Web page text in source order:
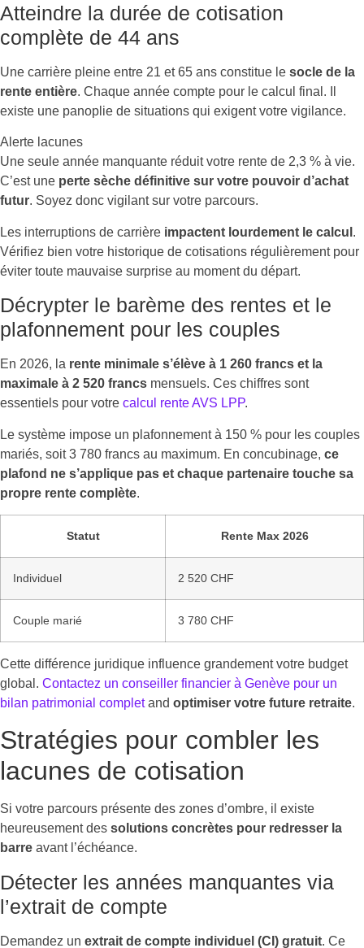
Atteindre la durée de cotisation
complète de 44 ans
Une carrière pleine entre 21 et 65 ans constitue le socle de la
rente entière. Chaque année compte pour le calcul final. Il
existe une panoplie de situations qui exigent votre vigilance.
Alerte lacunes
Une seule année manquante réduit votre rente de 2,3 % à vie.
C’est une perte sèche définitive sur votre pouvoir d’achat
futur. Soyez donc vigilant sur votre parcours.
Les interruptions de carrière impactent lourdement le calcul .
Vérifiez bien votre historique de cotisations régulièrement pour
éviter toute mauvaise surprise au moment du départ.
Décrypter le barème des rentes et le
plafonnement pour les couples
En 2026, la rente minimale s’élève à 1 260 francs et la
maximale à 2 520 francs mensuels. Ces chiffres sont
essentiels pour votre calcul rente AVS LPP.
Le système impose un plafonnement à 150 % pour les couples
mariés, soit 3 780 francs au maximum. En concubinage, ce
plafond ne s’applique pas et chaque partenaire touche sa
propre rente complète.
Statut Rente Max 2026
Individuel 2 520 CHF
Couple marié 3 780 CHF
Cette différence juridique influence grandement votre budget
global. Contactez un conseiller financier à Genève pour un
bilan patrimonial completand optimiser votre future retraite.
Stratégies pour combler les
lacunes de cotisation
Si votre parcours présente des zones d’ombre, il existe
heureusement des solutions concrètes pour redresser la
barre avant l’échéance.
Détecter les années manquantes via
l’extrait de compte
Demandez un extrait de compte individuel (CI) gratuit. Ce